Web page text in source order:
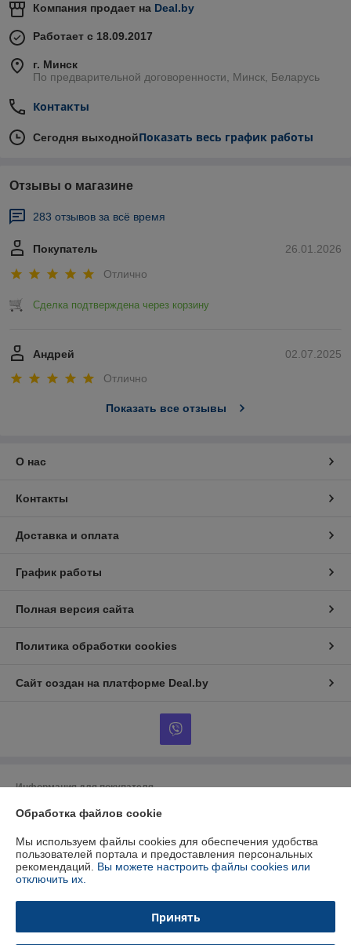
Компания продает на Deal.by
Работает с 18.09.2017
г. Минск
По предварительной договоренности, Минск, Беларусь
Контакты
Сегодня выходнойПоказать весь график работы
Отзывы о магазине
283 отзывов за всё время
26.01.2026
Покупатель
Отлично
Сделка подтверждена через корзину
02.07.2025
Андрей
Отлично
Показать все отзывы
О нас
Контакты
Доставка и оплата
График работы
Полная версия сайта
Политика обработки cookies
Сайт создан на платформе Deal.by
Информация для покупателя
Юридическое лицо:ООО "БУРАН-Техно"
Регистрационный номер ЕГР: 192412723
УНП: 192412723
Регистрационный орган: Минский горисполком
Дата регистрации компании: 26.01.2015
Обработка файлов cookie
Мы используем файлы cookies для обеспечения удобства
пользователей портала и предоставления персональных
рекомендаций. Вы можете настроить файлы cookies или
отключить их.
Принять